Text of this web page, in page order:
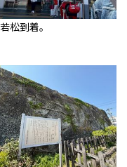
松到着。